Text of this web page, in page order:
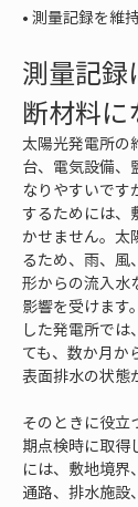
• 測量記録を維
測量記録
断材料に
太陽光発電所の
台、電気設備、
なりやすいです
するためには、
かせません。太
るため、雨、風
形からの流入水
影響を受けます
した発電所では
ても、数か月か
表面排水の状態
そのときに役立
期点検時に取得
には、敷地境界
通路、排水施設